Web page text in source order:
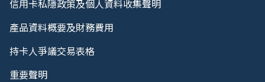
信用卡私隱政策及個人資料收集聲明
產品資料概要及財務費用
持卡人爭議交易表格
重要聲明